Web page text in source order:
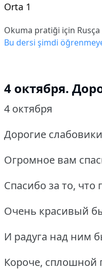
Orta 1
Okuma pratiği için
Bu dersi şimdi
4 октября.
4 октября
Дорогие
Огромное вам
Спасибо за то, что
Очень красивый
И радуга над ним
Короче, сплошной